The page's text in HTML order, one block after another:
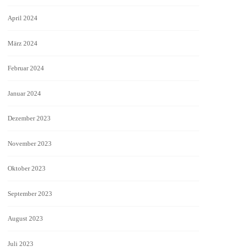
April 2024
März 2024
Februar 2024
Januar 2024
Dezember 2023
November 2023
Oktober 2023
September 2023
August 2023
Juli 2023